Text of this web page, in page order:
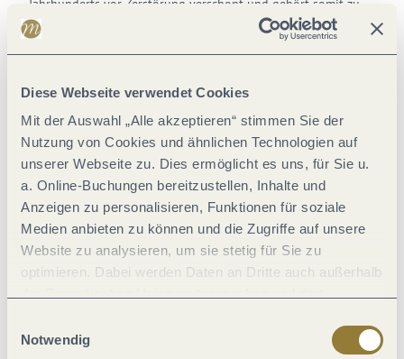
Diese Webseite verwendet Cookies
Mit der Auswahl „Alle akzeptieren“ stimmen Sie der
Nutzung von Cookies und ähnlichen Technologien auf
unserer Webseite zu. Dies ermöglicht es uns, für Sie u.
a. Online-Buchungen bereitzustellen, Inhalte und
Anzeigen zu personalisieren, Funktionen für soziale
Medien anbieten zu können und die Zugriffe auf unsere
Website zu analysieren, um sie stetig für Sie zu
optimieren. Dabei werden Daten an Dritte auch außerhalb
jederzeit widerrufen werden. Mit der Auswahl "Alle
Notwendig
Jahrhunderts vor Zerstörung verschont und gehört somit zu
den wenigen niemals zerstörten Burgen in Europa
Seit nunmehr 34 Generationen ist Burg Eltz im Besitz des
gleichnamigen Geschlechts. Das jetzige Familienoberhaupt des